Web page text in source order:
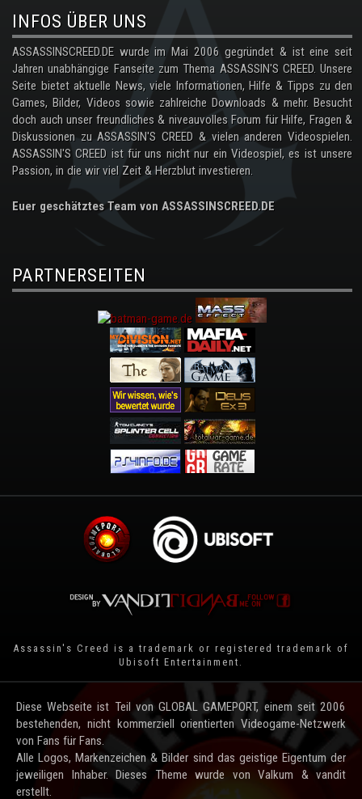
INFOS ÜBER UNS
ASSASSINSCREED.DE wurde im Mai 2006 gegründet & ist eine seit
Jahren unabhängige Fanseite zum Thema ASSASSIN'S CREED. Unsere
Seite bietet aktuelle News, viele Informationen, Hilfe & Tipps zu den
Games, Bilder, Videos sowie zahlreiche Downloads & mehr. Besucht
doch auch unser freundliches & niveauvolles Forum für Hilfe, Fragen &
Diskussionen zu ASSASSIN'S CREED & vielen anderen Videospielen.
ASSASSIN'S CREED ist für uns nicht nur ein Videospiel, es ist unsere
Passion, in die wir viel Zeit & Herzblut investieren.
Euer geschätztes Team von ASSASSINSCREED.DE
PARTNERSEITEN
Assassin's Creed is a trademark or registered trademark of
Ubisoft Entertainment
Diese Webseite ist Teil von GLOBAL GAMEPORT, einem seit 2006
bestehenden, nicht kommerziell orientierten Videogame-Netzwerk
von Fans für Fans.
Alle Logos, Markenzeichen & Bilder sind das geistige Eigentum der
jeweiligen Inhaber. Dieses Theme wurde von Valkum & vandit
erstellt.